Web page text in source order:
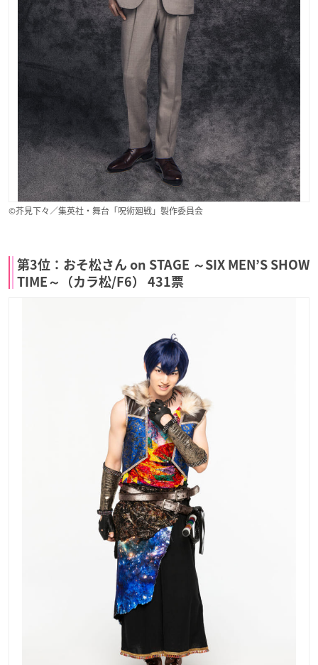
©︎芥見下々／集英社・舞台「呪術廻戦」製作委員会
第3位：おそ松さん on STAGE ～SIX MEN’S SHOW
TIME～（カラ松/F6） 431票